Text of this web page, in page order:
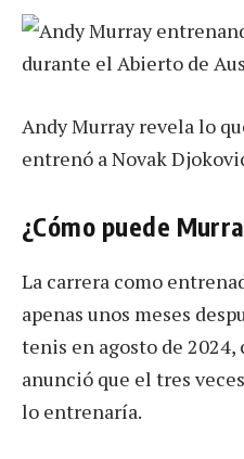
Andy Murray revela lo
entrenó a Novak
¿Cómo puede
La carrera como
apenas unos meses
tenis en agosto de
anunció que el tres
lo entrenaría.